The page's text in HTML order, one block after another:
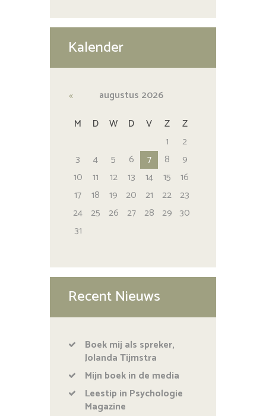
Kalender
augustus 2026
M
D W D V Z
Z
1
2
3
4 5 6 7 8
9
10
11 12 13 14 15
16
17
18 19 20 21 22 23
24 25 26 27 28 29 30
31
Recent Nieuws
Boek mij als spreker,
Jolanda Tijmstra
Mijn boek in de media
Leestip in Psychologie
Magazine